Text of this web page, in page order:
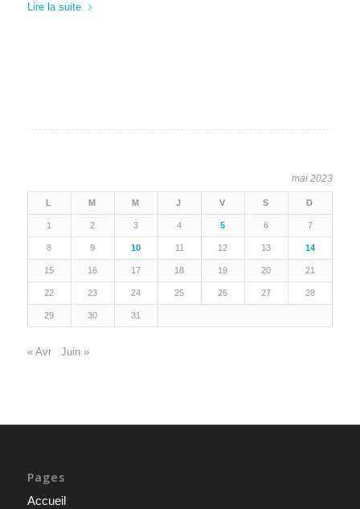
Lire la suite
mai 2023
L M M J V S D
1 2 3 4 5 6 7
8 9 10 11 12 13 14
15 16 17 18 19 20 21
22 23 24 25 26 27 28
29 30 31
« Avr Juin »
Pages
Accueil